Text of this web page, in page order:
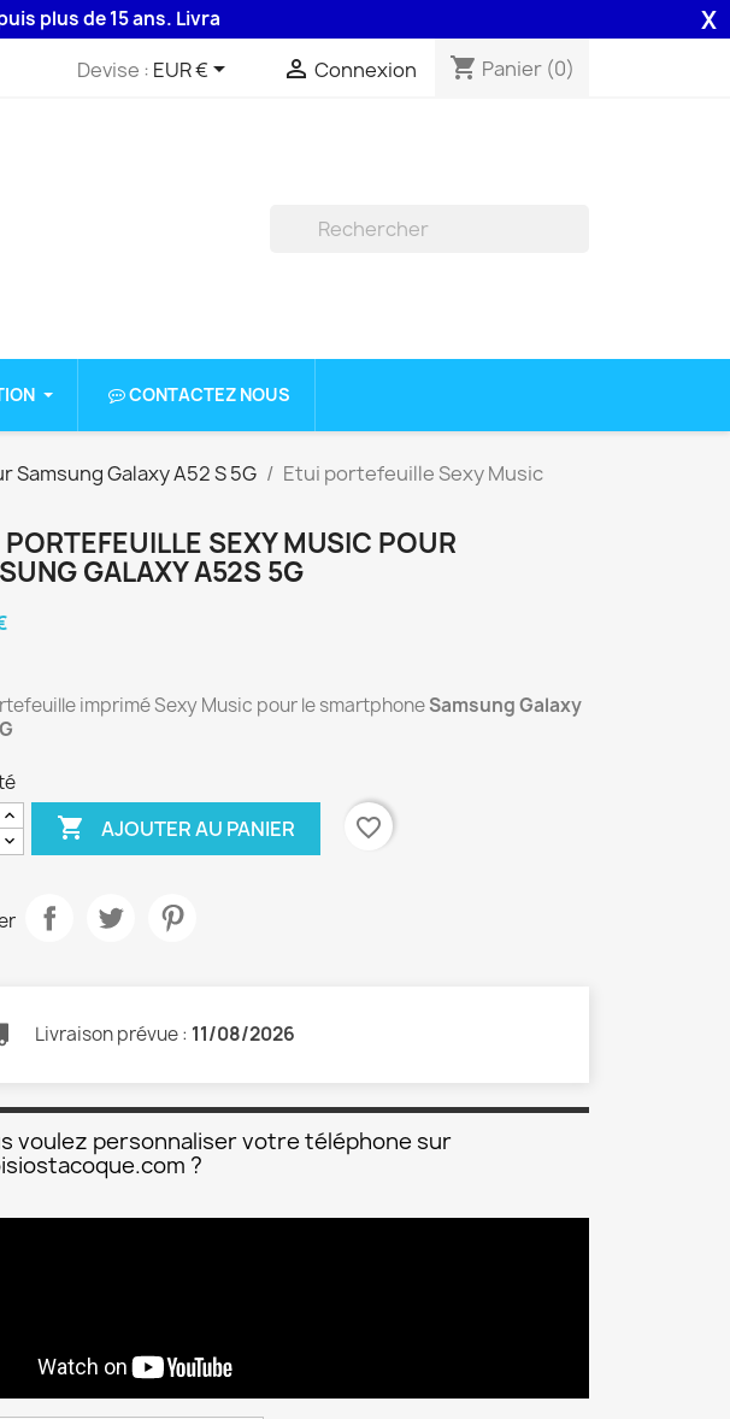
de 15 ans. Livraison 48H assurée par la Poste . X
Devise : EUR €  Connexion shopping_cart Panier (0)
CONTACTEZ NOUS
Galaxy A52 S 5G Etui portefeuille Sexy Music
SEXY MUSIC POUR
GALAXY A52S 5G
imprimé Sexy Music pour le smartphoneSamsung Galaxy
 AJOUTER AU PANIER favorite_border
Livraison prévue : 11/08/2026
voulez personnaliser votre téléphone sur
?